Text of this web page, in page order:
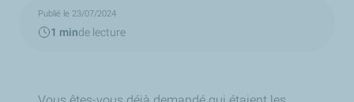
Publié le 23/07/2024
1 minde lecture